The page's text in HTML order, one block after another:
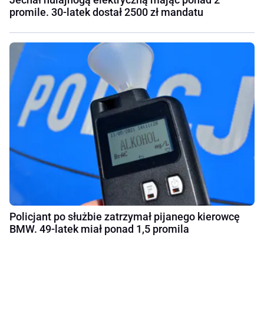
promile. 30-latek dostał 2500 zł mandatu
Policjant po służbie zatrzymał pijanego kierowcę
BMW. 49-latek miał ponad 1,5 promila